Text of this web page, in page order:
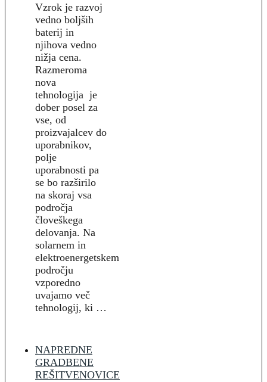
Vzrok je razvoj
vedno boljših
baterij in
njihova vedno
nižja cena.
Razmeroma
nova
tehnologija je
dober posel za
vse, od
proizvajalcev do
uporabnikov,
polje
uporabnosti pa
se bo razširilo
na skoraj vsa
področja
človeškega
delovanja. Na
solarnem in
elektroenergetskem
področju
vzporedno
uvajamo več
tehnologij, ki …
NAPREDNE
GRADBENE
REŠITVENOVICE